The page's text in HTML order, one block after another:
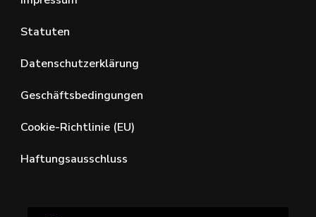
Statuten
Datenschutzerklärung
Geschäftsbedingungen
Cookie-Richtlinie (EU)
Haftungsausschluss